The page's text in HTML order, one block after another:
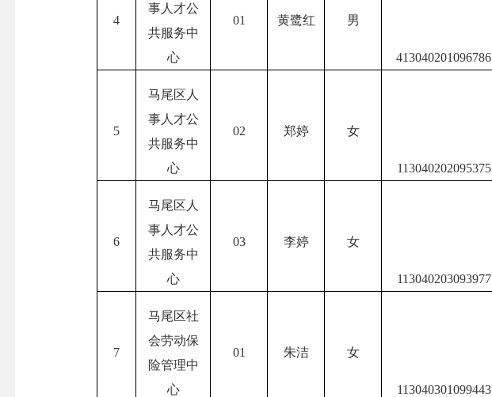
4
事人才公
共服务中
心
01 黄鹭红 男
413040201096786
5
马尾区人
事人才公
共服务中
心
02 郑婷 女
113040202095375
6
马尾区人
事人才公
共服务中
心
03 李婷 女
113040203093977
7
马尾区社
会劳动保
险管理中
心
01 朱洁 女
113040301099443